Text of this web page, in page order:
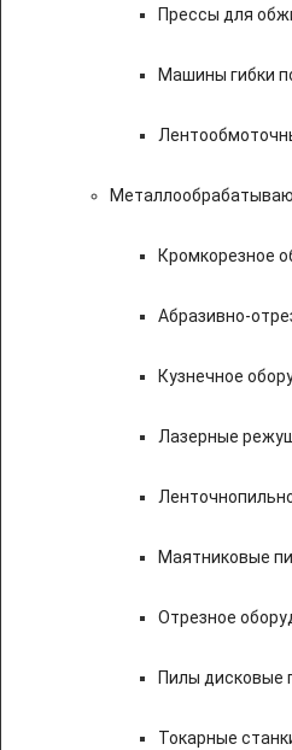
Прессы для
Машины гибки
Кромкорезное
Абразивно-
Кузнечное
Лазерные
Маятниковые
Отрезное
Пилы дисковые
Токарные